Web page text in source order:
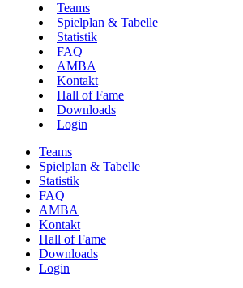
Teams
Spielplan & Tabelle
Statistik
FAQ
AMBA
Kontakt
Hall of Fame
Downloads
Login
Teams
Spielplan & Tabelle
Statistik
FAQ
AMBA
Kontakt
Hall of Fame
Downloads
Login